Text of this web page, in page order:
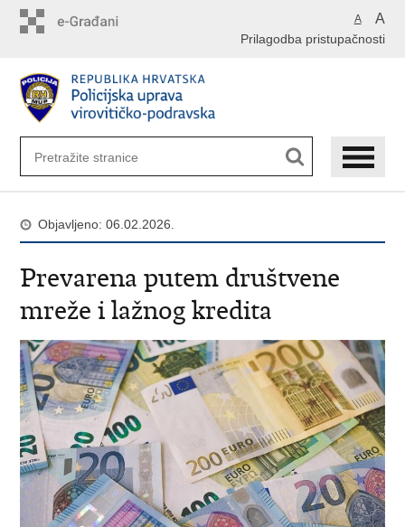
A A
Prilagodba pristupačnosti
Objavljeno: 06.02.2026.
Prevarena putem društvene
mreže i lažnog kredita